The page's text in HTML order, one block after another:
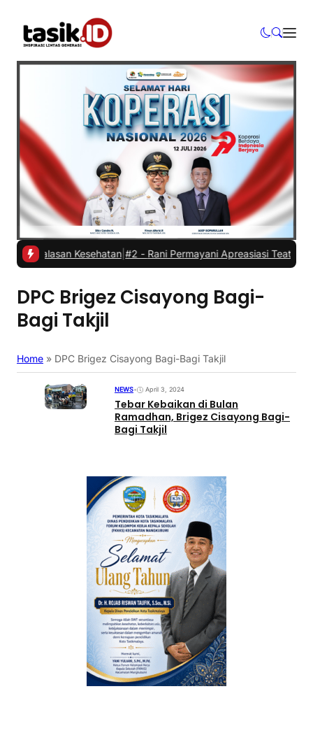
alasan Kesehatan|#2 -Rani Permayani Apreasiasi Teater Gawe
DPC Brigez Cisayong Bagi-
Bagi Takjil
Home » DPC Brigez Cisayong Bagi-Bagi Takjil
NEWS• April 3, 2024
Tebar Kebaikan di Bulan
Ramadhan, Brigez Cisayong Bagi-
Bagi Takjil